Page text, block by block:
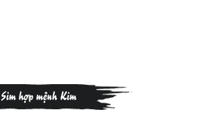
Sim hợp mệnh Kim